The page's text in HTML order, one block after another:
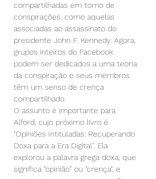
compartilhadas em torno de
conspirações, como aquelas
associadas ao assassinato do
presidente John F. Kennedy. Agora,
grupos inteiros do Facebook
podem ser dedicados a uma teoria
da conspiração e seus membros
têm um senso de crença
compartilhado.
O assunto é importante para
Alford, cujo próximo livro é
"Opiniões Intituladas: Recuperando
Doxa para a Era Digital". Ela
explorou a palavra grega doxa, que
significa "opinião" ou "crença", e